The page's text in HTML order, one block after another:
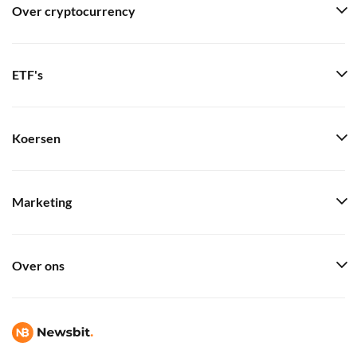
Over cryptocurrency
ETF's
Koersen
Marketing
Over ons